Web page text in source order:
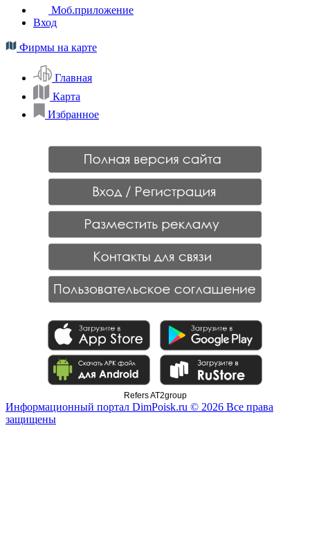
Моб.приложение
Вход
Фирмы на карте
Главная
Карта
Избранное
Refers AT2group
Информационный портал DimPoisk.ru © 2026 Все права
защищены